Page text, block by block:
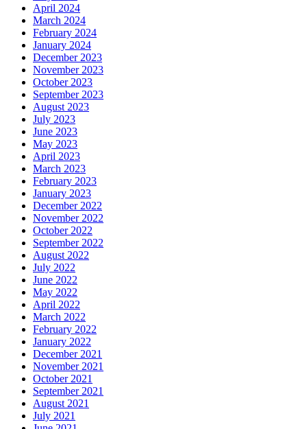
April 2024
March 2024
February 2024
January 2024
December 2023
November 2023
October 2023
September 2023
August 2023
July 2023
June 2023
May 2023
April 2023
March 2023
February 2023
January 2023
December 2022
November 2022
October 2022
September 2022
August 2022
July 2022
June 2022
May 2022
April 2022
March 2022
February 2022
January 2022
December 2021
November 2021
October 2021
September 2021
August 2021
July 2021